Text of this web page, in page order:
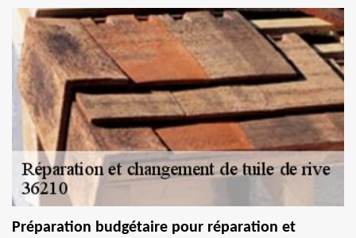
Préparation budgétaire pour réparation et